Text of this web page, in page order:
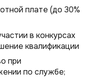
плате (до 30%
в конкурсах
квалификации
при
по службе;